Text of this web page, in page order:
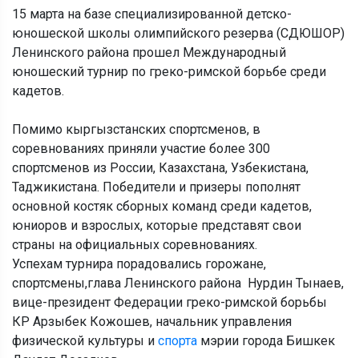
15 марта на базе специализированной детско-
юношеской школы олимпийского резерва (СДЮШОР)
Ленинского района прошел Международный
юношеский турнир по греко-римской борьбе среди
кадетов.
Помимо кыргызстанских спортсменов, в
соревнованиях приняли участие более 300
спортсменов из России, Казахстана, Узбекистана,
Таджикистана. Победители и призеры пополнят
основной костяк сборных команд среди кадетов,
юниоров и взрослых, которые представят свои
страны на официальных соревнованиях.
Успехам турнира порадовались горожане,
спортсмены,глава Ленинского района Нурдин Тынаев,
вице-президент Федерации греко-римской борьбы
КР Арзыбек Кожошев, начальник управления
физической культуры и спорта мэрии города Бишкек